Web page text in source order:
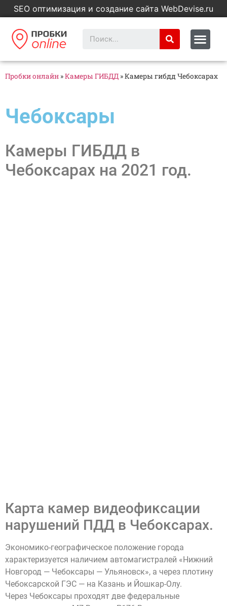
SEO оптимизация и создание сайта WebDevise.ru
Пробки онлайн »Камеры ГИБДД »Камеры гибдд Чебоксарах
Чебоксары
Камеры ГИБДД в
Чебоксарах на 2021 год.
Карта камер видеофиксации
нарушений ПДД в Чебоксарах.
Экономико-географическое положение города
характеризуется наличием автомагистралей «Нижний
Новгород — Чебоксары — Ульяновск», а через плотину
Чебоксарской ГЭС — на Казань и Йошкар-Олу.
Через Чебоксары проходят две федеральные